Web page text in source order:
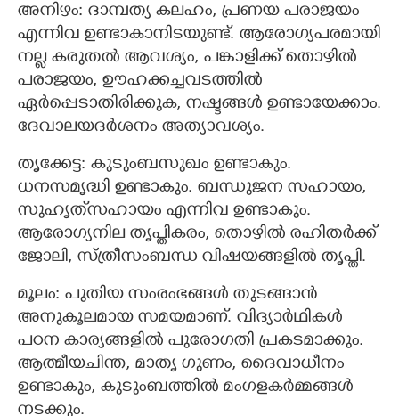
അനിഴം: ദാമ്പത്യ കലഹം, പ്രണയ പരാജയം
എന്നിവ ഉണ്ടാകാനിടയുണ്ട്. ആരോഗ്യപരമായി
നല്ല കരുതൽ ആവശ്യം, പങ്കാളിക്ക് തൊഴിൽ
പരാജയം, ഊഹക്കച്ചവടത്തിൽ
ഏർപ്പെടാതിരിക്കുക, നഷ്ടങ്ങൾ ഉണ്ടായേക്കാം.
ദേവാലയദർശനം അത്യാവശ്യം.
തൃക്കേട്ട: കുടുംബസുഖം ഉണ്ടാകും.
ധനസമൃദ്ധി ഉണ്ടാകും. ബന്ധുജന സഹായം,
സുഹൃത്‌സഹായം എന്നിവ ഉണ്ടാകും.
ആരോഗ്യനില തൃപ്തികരം, തൊഴിൽ രഹിതർക്ക്
ജോലി, സ്ത്രീസംബന്ധ വിഷയങ്ങളിൽ തൃപ്തി.
മൂലം: പുതിയ സംരംഭങ്ങൾ തുടങ്ങാൻ
അനുകൂലമായ സമയമാണ്. വിദ്യാർഥികൾ
പഠന കാര്യങ്ങളിൽ പുരോഗതി പ്രകടമാക്കും.
ആത്മീയചിന്ത, മാതൃ ഗുണം, ദൈവാധീനം
ഉണ്ടാകും, കുടുംബത്തിൽ മംഗളകർമ്മങ്ങൾ
നടക്കും.